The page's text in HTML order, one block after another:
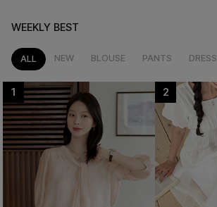
WEEKLY BEST
ALL NEW BLOUSE PANTS DRESS